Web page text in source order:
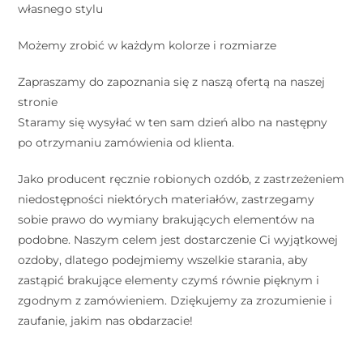
własnego stylu
Możemy zrobić w każdym kolorze i rozmiarze⠀
Zapraszamy do zapoznania się z naszą ofertą na naszej
stronie
Staramy się wysyłać w ten sam dzień albo na następny
po otrzymaniu zamówienia od klienta.
Jako producent ręcznie robionych ozdób, z zastrzeżeniem
niedostępności niektórych materiałów, zastrzegamy
sobie prawo do wymiany brakujących elementów na
podobne. Naszym celem jest dostarczenie Ci wyjątkowej
ozdoby, dlatego podejmiemy wszelkie starania, aby
zastąpić brakujące elementy czymś równie pięknym i
zgodnym z zamówieniem. Dziękujemy za zrozumienie i
zaufanie, jakim nas obdarzacie!